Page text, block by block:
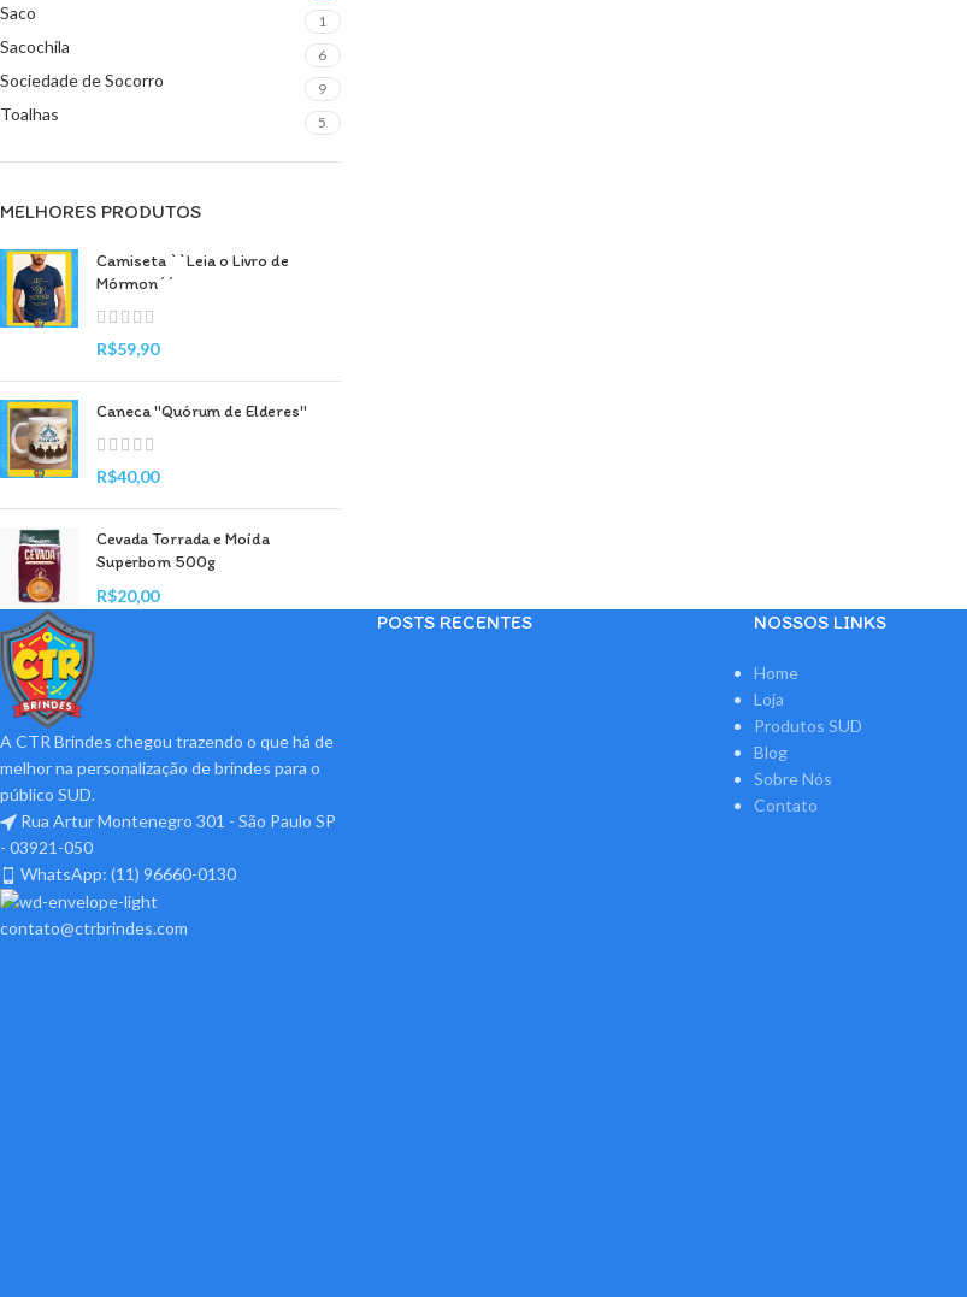
Saco 1
Sacochila 6
Sociedade de Socorro 9
Toalhas 5
MELHORES PRODUTOS
Camiseta ``Leia o Livro de
Mórmon´´
R$59,90
Caneca "Quórum de Elderes"
R$40,00
Cevada Torrada e Moída
Superbom 500g
R$20,00
A CTR Brindes chegou trazendo o que há de
melhor na personalização de brindes para o
público SUD.
Rua Artur Montenegro 301 - São Paulo SP
- 03921-050
WhatsApp: (11) 96660-0130
contato@ctrbrindes.com
POSTS RECENTES NOSSOS LINKS
Home
Loja
Produtos SUD
Blog
Sobre Nós
Contato